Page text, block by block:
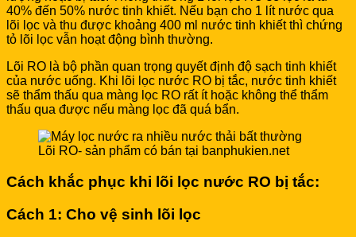
40% đến 50% nước tinh khiết. Nếu bạn cho 1 lít nước qua
lõi lọc và thu được khoảng 400 ml nước tinh khiết thì chứng
tỏ lõi lọc vẫn hoạt động bình thường.
Lõi RO là bộ phần quan trọng quyết định độ sạch tinh khiết
của nước uống. Khi lõi lọc nước RO bị tắc, nước tinh khiết
sẽ thẩm thấu qua màng lọc RO rất ít hoặc không thể thẩm
thấu qua được nếu màng lọc đã quá bẩn.
Lõi RO- sản phẩm có bán tại banphukien.net
Cách khắc phục khi lõi lọc nước RO bị tắc:
Cách 1: Cho vệ sinh lõi lọc